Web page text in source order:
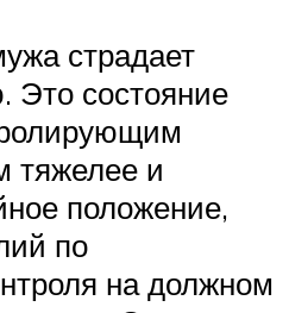
страдает
Это состояние
тяжелее и
положение,
по
на должном